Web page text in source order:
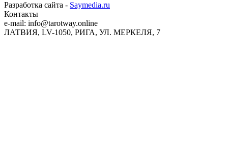
Разработка сайта - Saymedia.ru
Контакты
e-mail: info@tarotway.online
ЛАТВИЯ, LV-1050, РИГА, УЛ. МЕРКЕЛЯ, 7